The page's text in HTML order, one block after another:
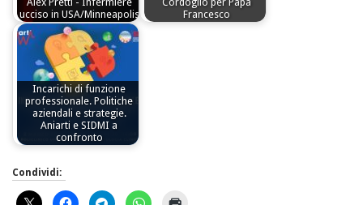
ucciso in USA/Minneapolis
Francesco
Incarichi di funzione
professionale. Politiche
aziendali e strategie.
Aniarti e SIDMI a
confronto
Condividi: